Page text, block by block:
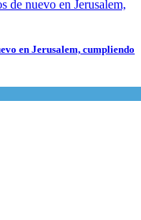
en Jerusalem, cumpliendo